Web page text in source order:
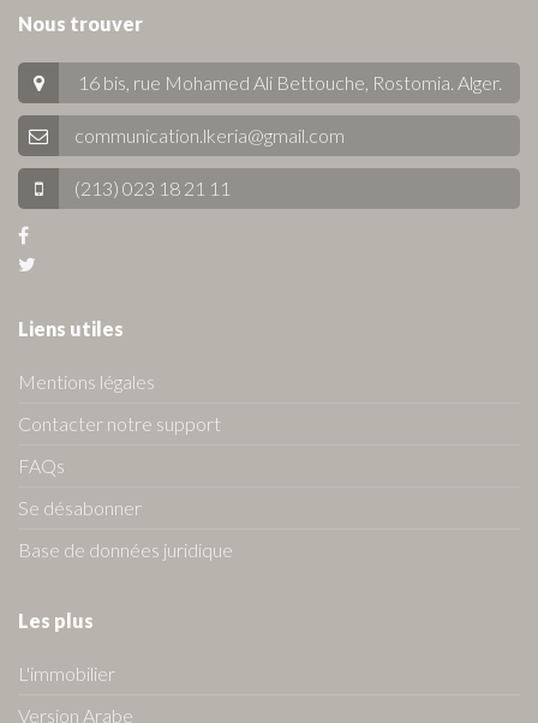
Nous trouver
16 bis, rue Mohamed Ali Bettouche, Rostomia. Alger.
communication.lkeria@gmail.com
(213) 023 18 21 11
Liens utiles
Mentions légales
Contacter notre support
FAQs
Se désabonner
Base de données juridique
Les plus
L'immobilier
Version Arabe